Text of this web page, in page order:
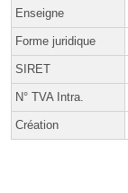
Enseigne
Forme juridique
SIRET
N° TVA Intra.
Création